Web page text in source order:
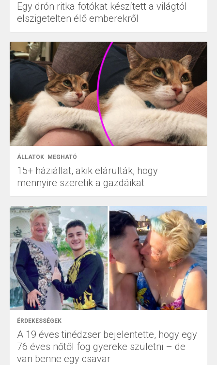
Egy drón ritka fotókat készített a világtól
elszigetelten élő emberekről
ÁLLATOK MEGHATÓ
15+ háziállat, akik elárulták, hogy
mennyire szeretik a gazdáikat
ÉRDEKESSÉGEK
A 19 éves tinédzser bejelentette, hogy egy
76 éves nőtől fog gyereke születni – de
van benne egy csavar